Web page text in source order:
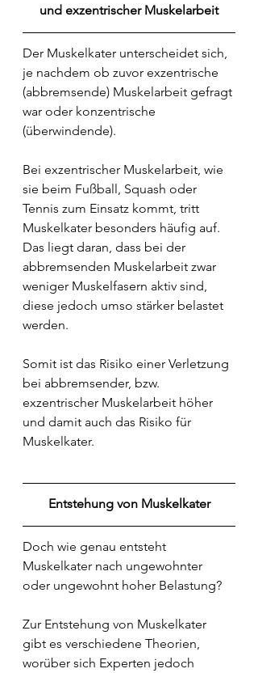
und exzentrischer Muskelarbeit
Der Muskelkater unterscheidet sich,
je nachdem ob zuvor exzentrische
(abbremsende) Muskelarbeit gefragt
war oder konzentrische
(überwindende).
Bei exzentrischer Muskelarbeit, wie
sie beim Fußball, Squash oder
Tennis zum Einsatz kommt, tritt
Muskelkater besonders häufig auf.
Das liegt daran, dass bei der
abbremsenden Muskelarbeit zwar
weniger Muskelfasern aktiv sind,
diese jedoch umso stärker belastet
werden.
Somit ist das Risiko einer Verletzung
bei abbremsender, bzw.
exzentrischer Muskelarbeit höher
und damit auch das Risiko für
Muskelkater.
Entstehung von Muskelkater
Doch wie genau entsteht
Muskelkater nach ungewohnter
oder ungewohnt hoher Belastung?
Zur Entstehung von Muskelkater
gibt es verschiedene Theorien,
worüber sich Experten jedoch